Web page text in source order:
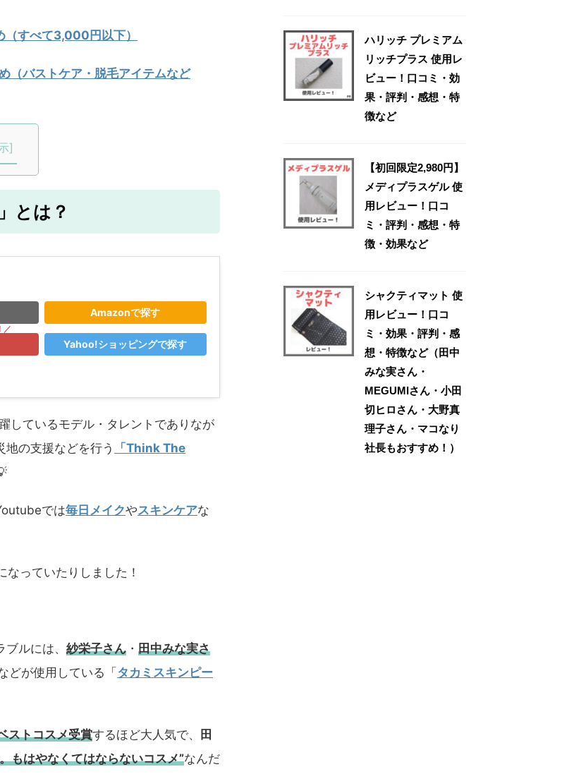
すべて3,000円以下）
（バストケア・脱毛アイテムなど
]
とは？
Amazonで探す
Yahoo!ショッピングで探す
しているモデル・タレントでありなが
地の支援などを行う
「Think The
では毎日メイクやスキンケアな
なっていたりしました！
ルには、 紗栄子さん ・ 田中みな実さ
どが使用している「タカミスキンピー
ストコスメ受賞するほど大人気で、
田
もはやなくてはならないコスメ”なんだ
ハリッチ プレミアム
リッチプラス 使用レ
ビュー！口コミ・効
果・評判・感想・特
徴など
【初回限定2,980円】
メディプラスゲル 使
用レビュー！口コ
ミ・評判・感想・特
徴・効果など
シャクティマット 使
用レビュー！口コ
ミ・効果・評判・感
想・特徴など（田中
みな実さん・
MEGUMIさん・小田
切ヒロさん・大野真
理子さん・マコなり
社長もおすすめ！）